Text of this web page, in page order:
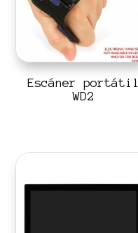
Escáner portátil
WD2